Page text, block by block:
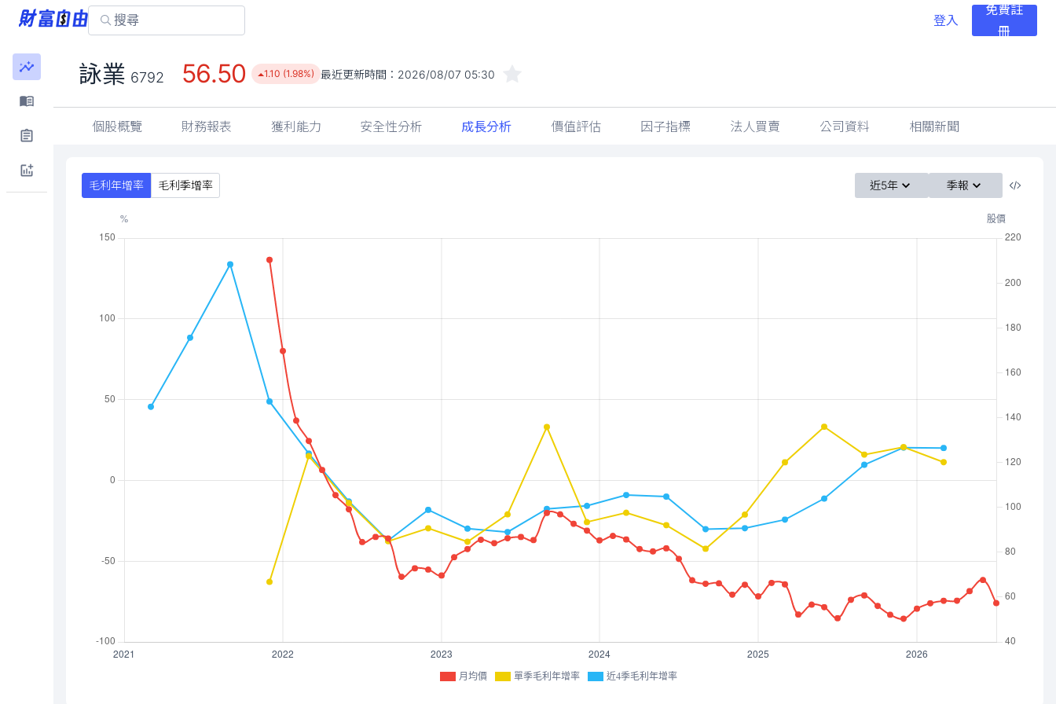
登入
免費註
冊
詠業 6792 56.50 1.10 (1.98%) 最近更新時間： 2026/08/07 05:30
個股概覽 財務報表 獲利能力 安全性分析 成長分析 價值評估 因子指標 法人買賣 公司資料 相關新聞
毛利年增率 毛利季增率 近5年 季報
月均價 單季毛利年增率 近4季毛利年增率